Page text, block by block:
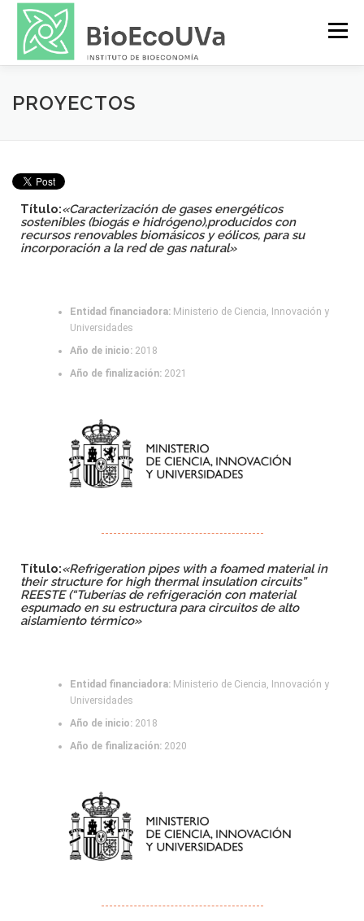
Menú
INVESTIGACIÓN
PROYECTOS
Título:«Caracterización de gases energéticos
sostenibles (biogás e hidrógeno),producidos con
recursos renovables biomásicos y eólicos, para su
incorporación a la red de gas natural»
Entidad financiadora: Ministerio de Ciencia, Innovación y
Universidades
Año de inicio: 2018
Año de finalización: 2021
Título:«Refrigeration pipes with a foamed material in
their structure for high thermal insulation circuits”
REESTE (“Tuberías de refrigeración con material
espumado en su estructura para circuitos de alto
aislamiento térmico»
Entidad financiadora: Ministerio de Ciencia, Innovación y
Universidades
Año de inicio: 2018
Año de finalización: 2020